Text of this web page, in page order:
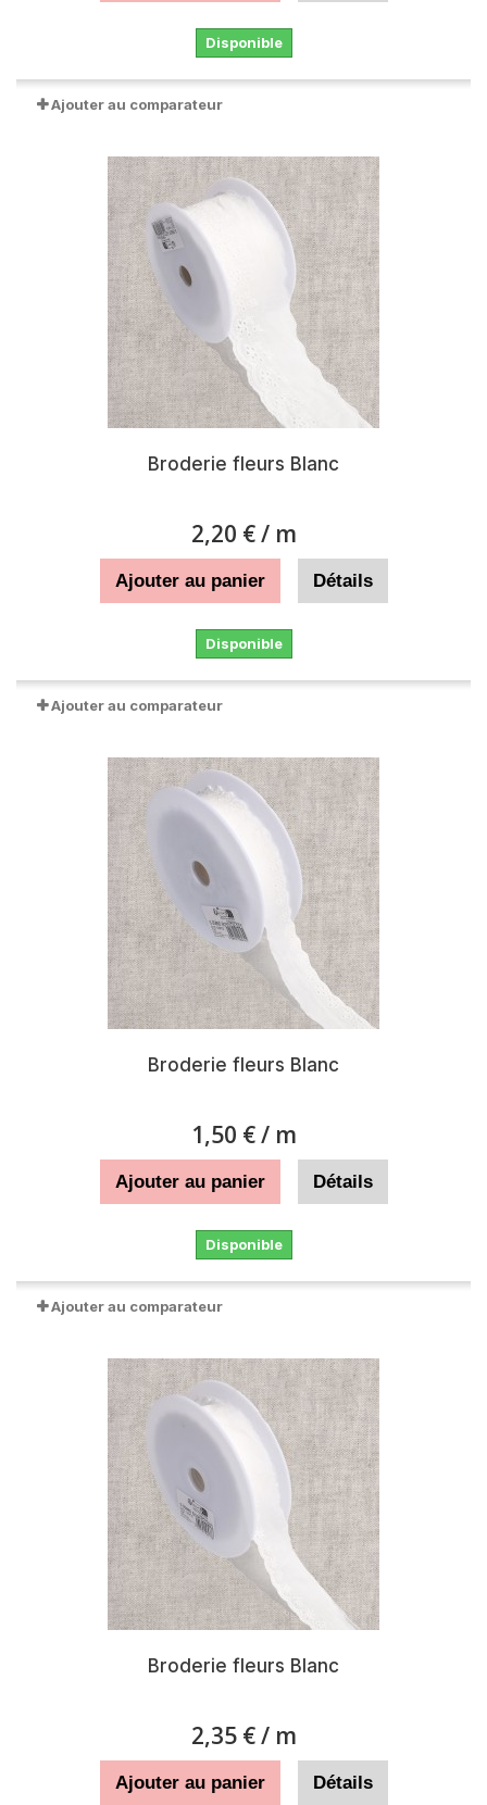
Disponible
Ajouter au comparateur
Broderie fleurs Blanc
2,20 €/ m
Ajouter au panier Détails
Disponible
Ajouter au comparateur
Broderie fleurs Blanc
1,50 €/ m
Ajouter au panier Détails
Disponible
Ajouter au comparateur
Broderie fleurs Blanc
2,35 €/ m
Ajouter au panier Détails